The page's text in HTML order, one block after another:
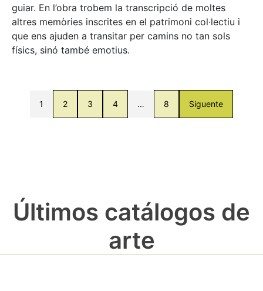
guiar. En l’obra trobem la transcripció de moltes
altres memòries inscrites en el patrimoni col·lectiu i
que ens ajuden a transitar per camins no tan sols
físics, sinó també emotius.
1 2 3 4 … 8 Siguente
Últimos catálogos de
arte